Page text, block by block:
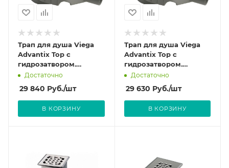
Трап для душа Viega
Advantix Top с
гидрозатвором.
Насадка для решетки
из нержавеющей
стали. арт.669201
(4914.10)
Достаточно
29 840 Руб./шт
В КОРЗИНУ
Трап для душа Viega
Advantix Top с
гидрозатвором.
Насадка для решетки
из пластика. арт.669195
(4914.10)
Достаточно
29 630 Руб./шт
В КОРЗИНУ